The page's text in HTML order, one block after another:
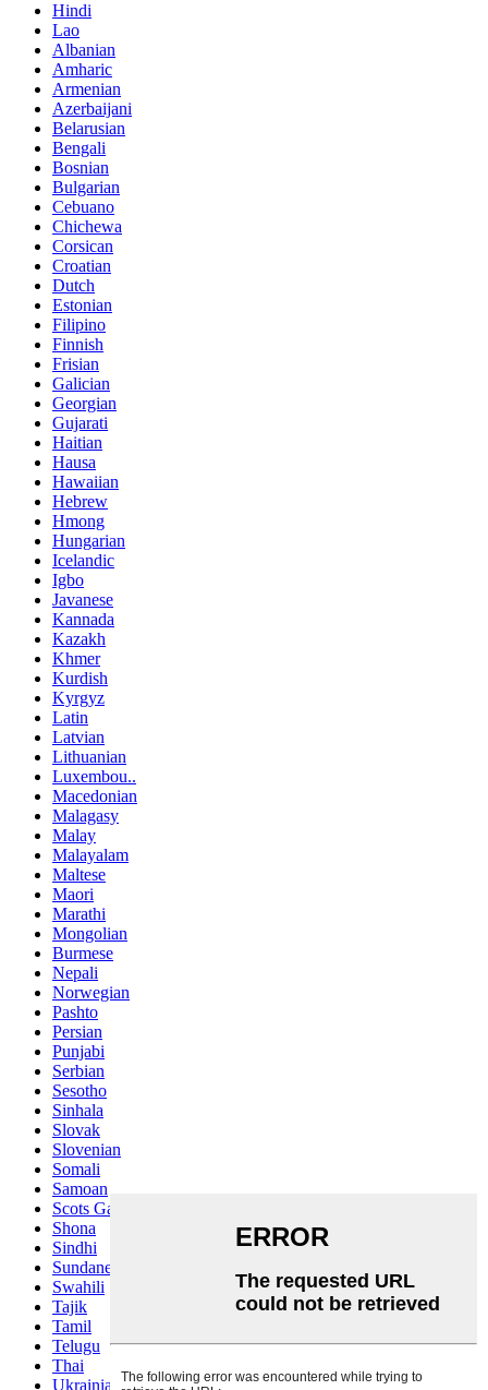
Hindi
Lao
Albanian
Amharic
Armenian
Azerbaijani
Belarusian
Bengali
Bosnian
Bulgarian
Cebuano
Chichewa
Corsican
Croatian
Dutch
Estonian
Filipino
Finnish
Frisian
Galician
Georgian
Gujarati
Haitian
Hausa
Hawaiian
Hebrew
Hmong
Hungarian
Icelandic
Igbo
Javanese
Kannada
Kazakh
Khmer
Kurdish
Kyrgyz
Latin
Latvian
Lithuanian
Luxembou..
Macedonian
Malagasy
Malay
Malayalam
Maltese
Maori
Marathi
Mongolian
Burmese
Nepali
Norwegian
Pashto
Persian
Punjabi
Serbian
Sesotho
Sinhala
Slovak
Slovenian
Somali
Samoan
Scots Gaelic
Shona
Sindhi
Sundanese
Swahili
Tajik
Tamil
Telugu
Thai
Ukrainian